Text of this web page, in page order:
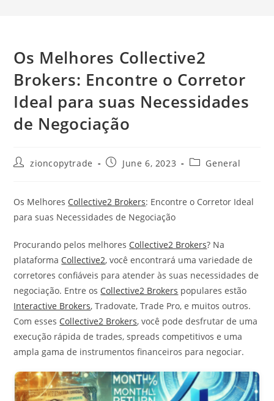
Os Melhores Collective2
Brokers: Encontre o Corretor
Ideal para suas Necessidades
de Negociação
Postzioncopytrade
PostJune 6, 2023
PostGeneral
Os Melhores Collective2 Brokers: Encontre o Corretor Ideal
para suas Necessidades de Negociação
Procurando pelos melhores Collective2 Brokers? Na
plataforma Collective2, você encontrará uma variedade de
corretores confiáveis para atender às suas necessidades de
negociação. Entre os Collective2 Brokers populares estão
Interactive Brokers, Tradovate, Trade Pro, e muitos outros.
Com esses Collective2 Brokers, você pode desfrutar de uma
execução rápida de trades, spreads competitivos e uma
ampla gama de instrumentos financeiros para negociar.